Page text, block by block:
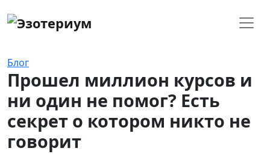
Блог
Прошел миллион курсов и
ни один не помог? Есть
секрет о котором никто не
говорит